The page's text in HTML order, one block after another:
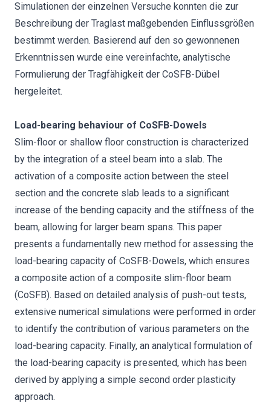
Simulationen der einzelnen Versuche konnten die zur
Beschreibung der Traglast maßgebenden Einflussgrößen
bestimmt werden. Basierend auf den so gewonnenen
Erkenntnissen wurde eine vereinfachte, analytische
Formulierung der Tragfähigkeit der CoSFB-Dübel
hergeleitet.
Load-bearing behaviour of CoSFB-Dowels
Slim-floor or shallow floor construction is characterized
by the integration of a steel beam into a slab. The
activation of a composite action between the steel
section and the concrete slab leads to a significant
increase of the bending capacity and the stiffness of the
beam, allowing for larger beam spans. This paper
presents a fundamentally new method for assessing the
load-bearing capacity of CoSFB-Dowels, which ensures
a composite action of a composite slim-floor beam
(CoSFB). Based on detailed analysis of push-out tests,
extensive numerical simulations were performed in order
to identify the contribution of various parameters on the
load-bearing capacity. Finally, an analytical formulation of
the load-bearing capacity is presented, which has been
derived by applying a simple second order plasticity
approach.